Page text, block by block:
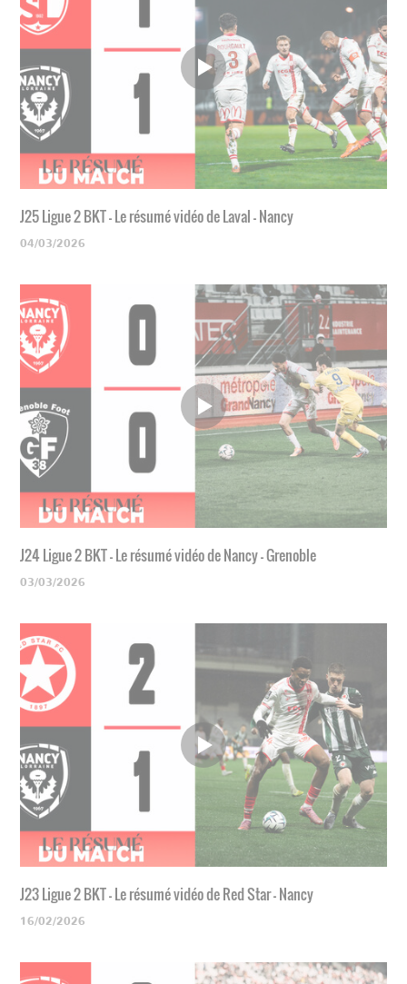
J25 Ligue 2 BKT - Le résumé vidéo de Laval - Nancy
04/03/2026
J24 Ligue 2 BKT - Le résumé vidéo de Nancy - Grenoble
03/03/2026
J23 Ligue 2 BKT - Le résumé vidéo de Red Star - Nancy
16/02/2026